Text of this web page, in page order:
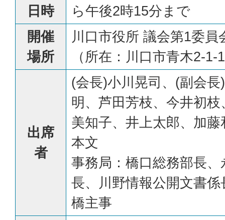
日時
ら午後2時15分まで
開催
場所
川口市役所 議会第1委員
（所在：川口市青木2-1-
出席
者
(会長)小川晃司、(副会
明、芦田芳枝、今井初
美知子、井上太郎、加
本文
事務局：橋口総務部長
長、川野情報公開文書
橋主事